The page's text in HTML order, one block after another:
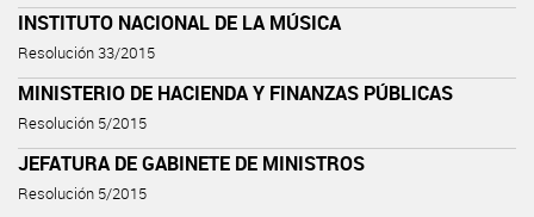
INSTITUTO NACIONAL DE LA MÚSICA
Resolución 33/2015
MINISTERIO DE HACIENDA Y FINANZAS PÚBLICAS
Resolución 5/2015
JEFATURA DE GABINETE DE MINISTROS
Resolución 5/2015